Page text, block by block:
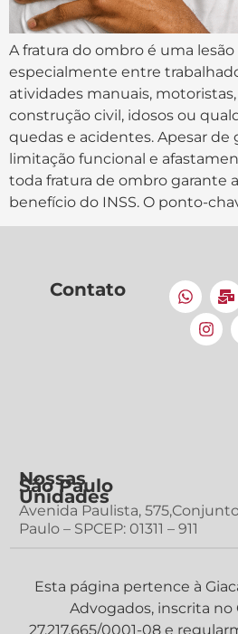
A fratura do ombro é uma
especialmente entre
atividades manuais,
construção civil, idosos ou
quedas e acidentes. Apesar de
limitação funcional e
toda fratura de ombro garante
benefício do INSS. O ponto-
Contato
Nossas
Unidades
São Paulo
Avenida Paulista,
Paulo – SPCEP: 01311 – 911
Esta página pertence à
Advogados, inscrita no
27.217.665/0001-08 e